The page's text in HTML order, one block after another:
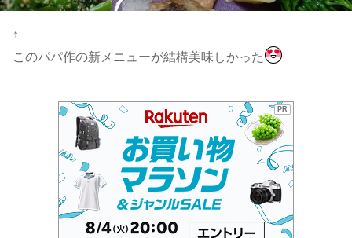
↑
このパパ作の新メニューが結構美味しかった
PR